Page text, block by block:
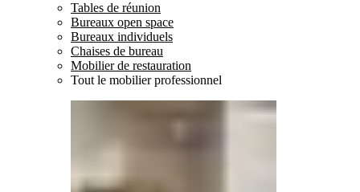
Tables de réunion
Bureaux open space
Bureaux individuels
Chaises de bureau
Mobilier de restauration
Tout le mobilier professionnel